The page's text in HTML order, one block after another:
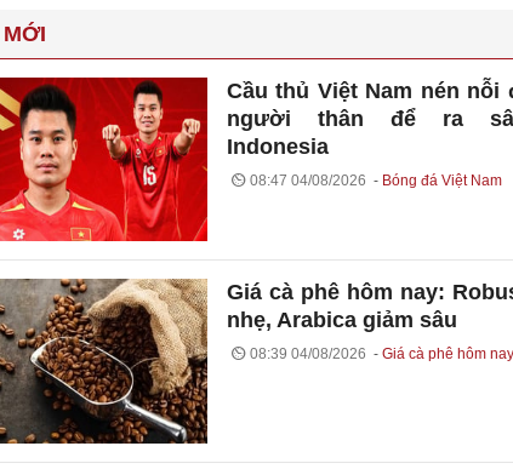
Cầu thủ Việt Nam nén nỗi
người thân để ra
Indonesia
08:47 04/08/2026 Bóng đá Việt Nam
Giá cà phê hôm nay:
nhẹ, Arabica giảm sâu
08:39 04/08/2026 Giá cà phê hôm nay